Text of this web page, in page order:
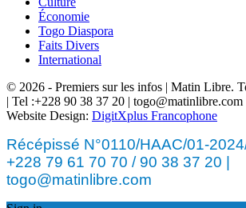
Économie
Togo Diaspora
Faits Divers
International
© 2026 - Premiers sur les infos | Matin Libre.
| Tel :+228 90 38 37 20 | togo@matinlibre.com
Website Design: DigitXplus Francophone
Récépissé N°0110/HAAC/01-
+228 79 61 70 70 / 90 38 37 20 |
togo@matinlibre.com